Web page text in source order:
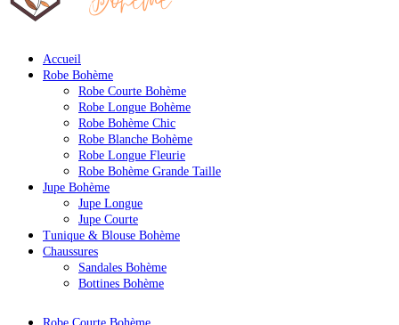
Notre
Question
?
Accueil
Robe Bohème
Robe Courte Bohème
Robe Longue Bohème
Robe Bohème Chic
Robe Blanche Bohème
Robe Longue Fleurie
Robe Bohème Grande Taille
Jupe Bohème
Jupe Longue
Jupe Courte
Tunique & Blouse Bohème
Chaussures
Sandales Bohème
Bottines Bohème